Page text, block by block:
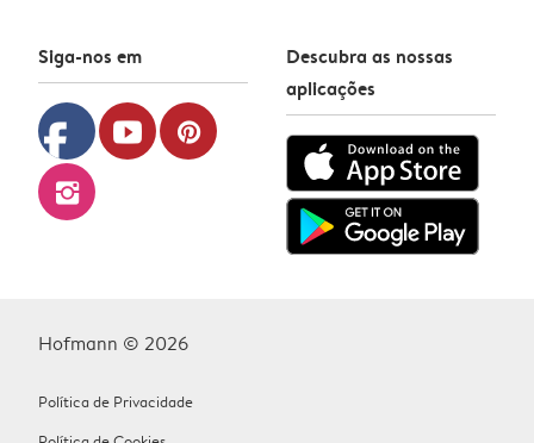
Siga-nos em
facebook youtube pinterest
instagram
Descubra as nossas
aplicações
Hofmann © 2026
Política de Privacidade